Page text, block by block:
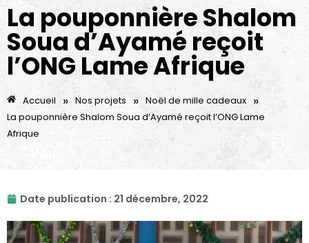
La pouponnière Shalom
Soua d’Ayamé reçoit
l’ONG Lame Afrique
Accueil » Nos projets » Noël de mille cadeaux »
La pouponnière Shalom Soua d’Ayamé reçoit l’ONG Lame
Afrique
Date publication : 21 décembre, 2022